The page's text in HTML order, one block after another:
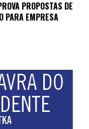
PROPOSTAS DE
PARA EMPRESA